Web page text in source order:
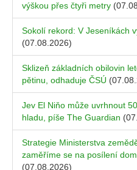
výškou přes čtyři metry
Sokolí rekord: V Jeseníkách
(07.08.2026)
Sklizeň základních obilovin
pětinu, odhaduje ČSÚ
Jev El Niňo může uvrhnout
hladu, píše The Guardian
Strategie Ministerstva
zaměříme se na posílení
(07.08.2026)